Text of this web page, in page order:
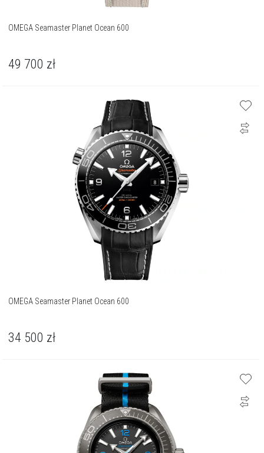
OMEGA Seamaster Planet Ocean 600
49 700 zł
OMEGA Seamaster Planet Ocean 600
34 500 zł